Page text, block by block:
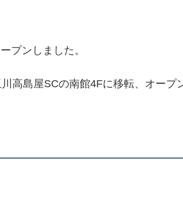
プンしました。
高島屋SCの南館4Fに移転、オープ